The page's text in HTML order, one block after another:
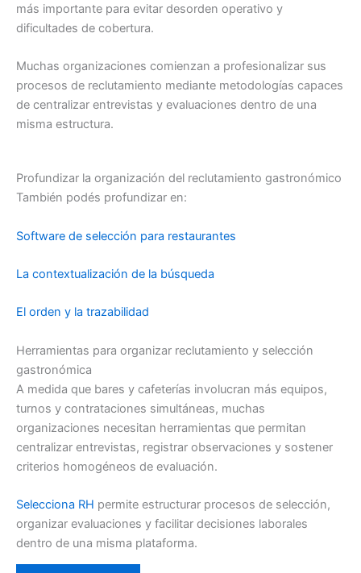
más importante para evitar desorden operativo y
dificultades de cobertura.
Muchas organizaciones comienzan a profesionalizar sus
procesos de reclutamiento mediante metodologías capaces
de centralizar entrevistas y evaluaciones dentro de una
misma estructura.
Profundizar la organización del reclutamiento gastronómico
También podés profundizar en:
Software de selección para restaurantes
La contextualización de la búsqueda
El orden y la trazabilidad
Herramientas para organizar reclutamiento y selección
gastronómica
A medida que bares y cafeterías involucran más equipos,
turnos y contrataciones simultáneas, muchas
organizaciones necesitan herramientas que permitan
centralizar entrevistas, registrar observaciones y sostener
criterios homogéneos de evaluación.
Selecciona RH permite estructurar procesos de selección,
organizar evaluaciones y facilitar decisiones laborales
dentro de una misma plataforma.